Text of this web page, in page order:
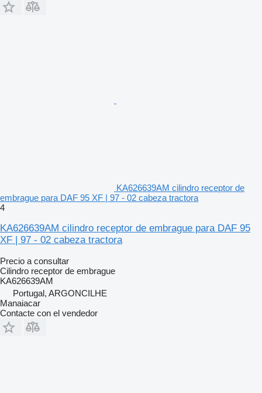
KA626639AM cilindro receptor de
embrague para DAF 95 XF | 97 - 02 cabeza tractora
4
KA626639AM cilindro receptor de embrague para DAF 95
XF | 97 - 02 cabeza tractora
Precio a consultar
Cilindro receptor de embrague
KA626639AM
Portugal, ARGONCILHE
Manaiacar
Contacte con el vendedor